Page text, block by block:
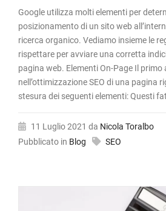
Google utilizza molti elementi per
posizionamento di un sito web
ricerca organico. Vediamo insieme le
rispettare per avviare una corretta
pagina web. Elementi On-Page Il primo
nell’ottimizzazione SEO di una pagina
stesura dei seguenti elementi: Questi
11 Luglio 2021 da Nicola Toralbo
Pubblicato in Blog SEO